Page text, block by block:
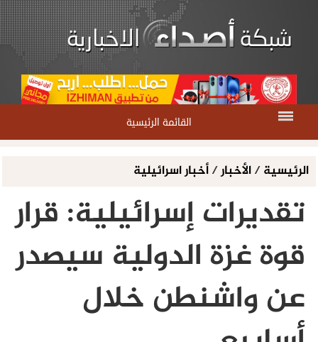
القائمة الرئيسية
الرئيسية/الأخبار/أخبار اسرائيلية
تقديرات إسرائيلية: قرار
قوة غزة الدولية سيصدر
عن واشنطن خلال